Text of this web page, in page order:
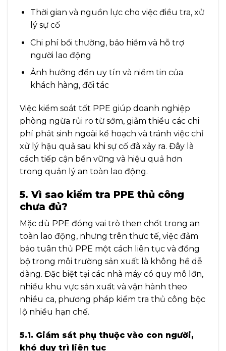
Thời gian và nguồn lực cho việc điều tra, xử
lý sự cố
Chi phí bồi thường, bảo hiểm và hỗ trợ
người lao động
Ảnh hưởng đến uy tín và niềm tin của
khách hàng, đối tác
Việc kiểm soát tốt PPE giúp doanh nghiệp
phòng ngừa rủi ro từ sớm, giảm thiểu các chi
phí phát sinh ngoài kế hoạch và tránh việc chỉ
xử lý hậu quả sau khi sự cố đã xảy ra. Đây là
cách tiếp cận bền vững và hiệu quả hơn
trong quản lý an toàn lao động.
5. Vì sao kiểm tra PPE thủ công
chưa đủ?
Mặc dù PPE đóng vai trò then chốt trong an
toàn lao động, nhưng trên thực tế, việc đảm
bảo tuân thủ PPE một cách liên tục và đồng
bộ trong môi trường sản xuất là không hề dễ
dàng. Đặc biệt tại các nhà máy có quy mô lớn,
nhiều khu vực sản xuất và vận hành theo
nhiều ca, phương pháp kiểm tra thủ công bộc
lộ nhiều hạn chế.
5.1. Giám sát phụ thuộc vào con người,
khó duy trì liên tục